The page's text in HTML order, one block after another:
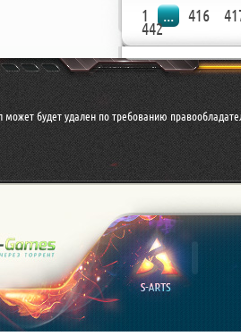
1 ... 416
442
будет удален по требованию